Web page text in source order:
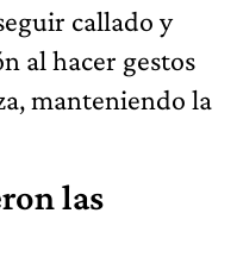
callado y
al hacer gestos
manteniendo la
las